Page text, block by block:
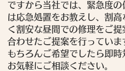
ですから当社では、緊急度
は応急処置をお教えし、割
く割安な昼間での修理をご
合わせたご提案を行っていま
もちろんご希望でしたら即時
お気軽にご相談ください。